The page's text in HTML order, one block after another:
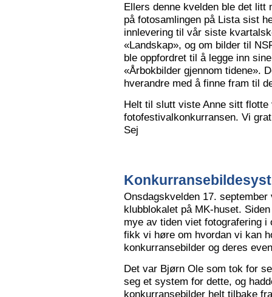
Ellers denne kvelden ble det litt
på fotosamlingen på Lista sist
innlevering til vår siste
«Landskap», og om bilder til
ble oppfordret til å legge inn
«Årbokbilder gjennom tidene».
hverandre med å finne fram til
Helt til slutt viste Anne sitt flotte
fotofestivalkonkurransen. Vi
Sej
Onsdagskvelden 17.
klubblokalet på MK-huset.
mye av tiden viet fotografering
fikk vi høre om hvordan vi kan
konkurransebilder og deres
Det var Bjørn Ole som tok for
seg et system for dette, og
konkurransebilder helt tilbake